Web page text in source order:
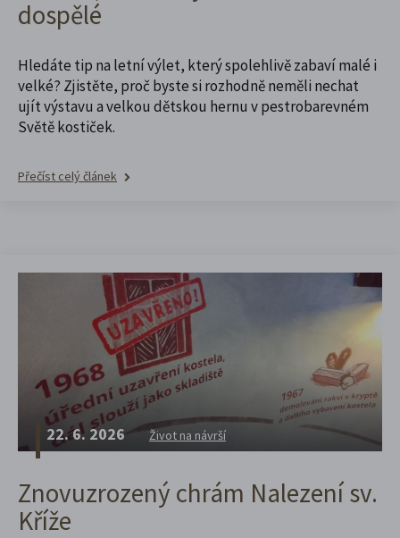
dospělé
Hledáte tip na letní výlet, který spolehlivě zabaví malé i
velké? Zjistěte, proč byste si rozhodně neměli nechat
ujít výstavu a velkou dětskou hernu v pestrobarevném
Světě kostiček.
Přečíst celý článek
22. 6. 2026 Život na návrší
Znovuzrozený chrám Nalezení sv.
Kříže